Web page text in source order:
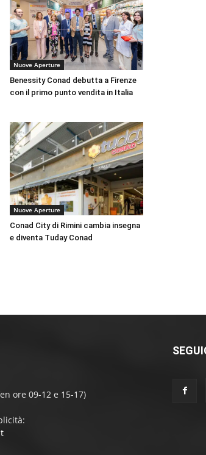
Nuove Aperture
Benessity Conad debutta a Firenze
con il primo punto vendita in Italia
Nuove Aperture
Conad City di Rimini cambia insegna
e diventa Tuday Conad
ore 09-12 e 15-17)